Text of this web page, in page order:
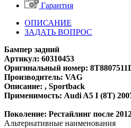
Гарантия
ОПИСАНИЕ
ЗАДАТЬ ВОПРОС
Бампер задний
Артикул: 60310453
Оригинальный номер:
Производитель: VAG
Описание: , Sportback
Применимость: Audi A5 I (8T)
Поколение: Рестайлинг после
Альтернативные наименования